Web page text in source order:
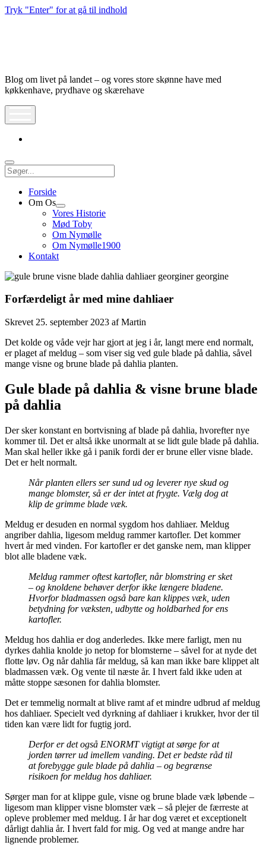
Tryk "Enter" for at gå til indhold
Blog om livet på landet – og vores store skønne have med
køkkenhave, prydhave og skærehave
Søg
Forside
Om Os
Åbn
dropdown
meny
Vores Historie
Mød Toby
Om Nymølle
Om Nymølle1900
Kontakt
Forfærdeligt år med mine dahliaer
Skrevet 25. september 2023 afMartin
Det kolde og våde vejr har gjort at jeg i år, langt mere end normalt,
er plaget af meldug – som viser sig ved gule blade på dahlia, såvel
mange visne og brune blade på dahlia planten.
Gule blade på dahlia & visne brune blade
på dahlia
Der sker konstant en bortvisning af blade på dahlia, hvorefter nye
kommer til. Det er altså ikke unormalt at se lidt gule blade på dahlia.
Man skal heller ikke gå i panik fordi der er brune eller visne blade.
Det er helt normalt.
Når planten ellers ser sund ud og leverer nye skud og
mange blomster, så er der intet at frygte. Vælg dog at
klip de grimme blade væk.
Meldug er desuden en normal sygdom hos dahliaer. Meldug
angriber dahlia, ligesom meldug rammer kartofler. Det kommer
hvert år med vinden. For kartofler er det ganske nem, man klipper
blot alle bladene væk.
Meldug rammer oftest kartofler, når blomstring er sket
– og knoldene behøver derfor ikke længere bladene.
Hvorfor bladmassen også bare kan klippes væk, uden
betydning for væksten, udbytte og holdbarhed for ens
kartofler.
Meldug hos dahlia er dog anderledes. Ikke mere farligt, men nu
dyrkes dahlia knolde jo netop for blomsterne – såvel for at nyde det
flotte løv. Og når dahlia får meldug, så kan man ikke bare klippet alt
bladmassen væk. Og vente til næste år. I hvert fald ikke uden at
måtte stoppe sæsonen for dahlia blomster.
Det er temmelig normalt at blive ramt af et mindre udbrud af meldug
hos dahliaer. Specielt ved dyrkning af dahliaer i krukker, hvor der til
tiden kan være lidt for fugtig jord.
Derfor er det også ENORMT vigtigt at sørge for at
jorden tørrer ud imellem vanding. Det er bedste råd til
at forebygge gule blade på dahlia – og begrænse
risikoen for meldug hos dahliaer.
Sørger man for at klippe gule, visne og brune blade væk løbende –
ligesom man klipper visne blomster væk – så plejer de færreste at
opleve problemer med meldug. I år har dog været et exceptionelt
dårligt dahlia år. I hvert fald for mig. Og ved at mange andre har
lignende problemer.